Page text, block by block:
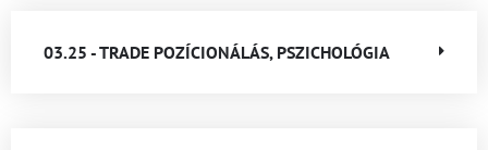
03.25 - TRADE POZÍCIONÁLÁS, PSZICHOLÓGIA